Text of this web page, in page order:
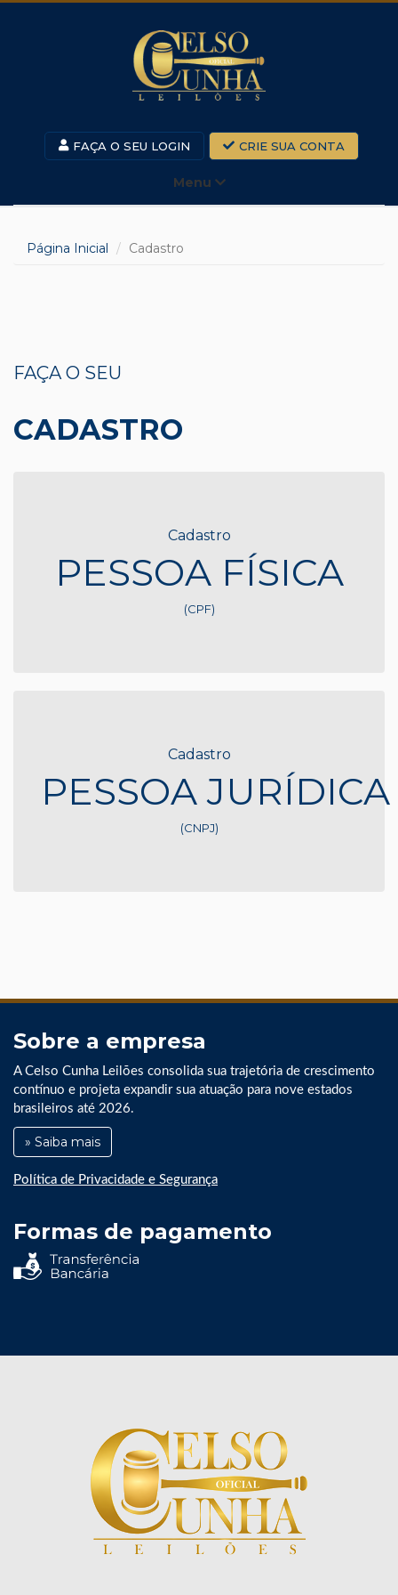
FAÇA O SEU LOGIN CRIE SUA CONTA
Menu
Página Inicial Cadastro
FAÇA O SEU
CADASTRO
Cadastro
PESSOA FÍSICA
(CPF)
Cadastro
PESSOA JURÍDICA
(CNPJ)
Sobre a empresa
A Celso Cunha Leilões consolida sua trajetória de crescimento
contínuo e projeta expandir sua atuação para nove estados
brasileiros até 2026.
» Saiba mais
Política de Privacidade e Segurança
Formas de pagamento